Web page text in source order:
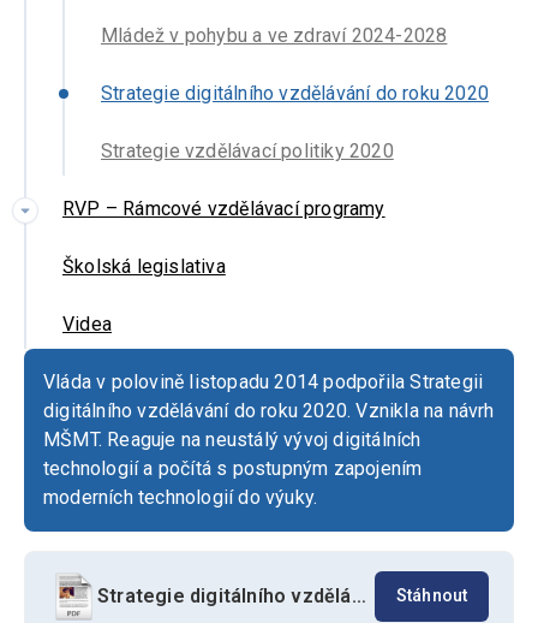
Mládež v pohybu a ve zdraví 2024-2028
Strategie digitálního vzdělávání do roku 2020
Strategie vzdělávací politiky 2020
RVP – Rámcové vzdělávací programy
Školská legislativa
Videa
Vláda v polovině listopadu 2014 podpořila Strategii
digitálního vzdělávání do roku 2020. Vznikla na návrh
MŠMT. Reaguje na neustálý vývoj digitálních
technologií a počítá s postupným zapojením
moderních technologií do výuky.
Strategie digitálního vzdělávání do roku 2020 Stáhnout